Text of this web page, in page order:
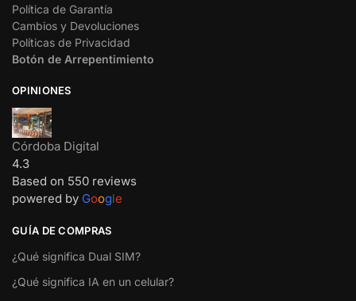
Política de Garantía
Cambios y Devoluciones
Políticas de Privacidad
Botón de Arrepentimiento
OPINIONES
Córdoba Digital
4.3
Based on 550 reviews
powered by Google
GUÍA DE COMPRAS
¿Qué significa Dual SIM?
¿Qué significa IA en un celular?